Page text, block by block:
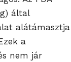
által
alátámasztja
a
nem jár